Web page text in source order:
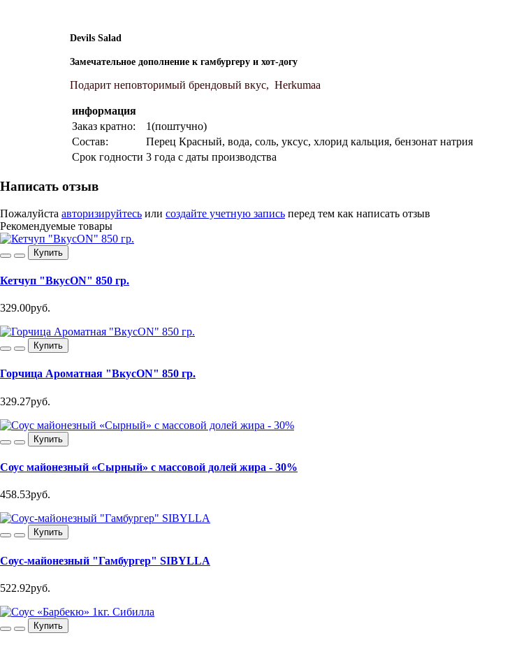
Devils Salad
Замечательное дополнение к гамбургеру и хот-догу
Подарит неповторимый брендовый вкус, Herkumaa
информация
Заказ кратно:
1(поштучно)
Состав:
Перец Красный, вода, соль, уксус, хлорид кальция, бензонат натрия
Срок годности 3 года с даты производства
Написать отзыв
Пожалуйста авторизируйтесь или создайте учетную запись перед тем как написать отзыв
Рекомендуемые товары
Купить
Кетчуп "ВкусON" 850 гр.
329.00руб.
Купить
Горчица Ароматная "ВкусON" 850 гр.
329.27руб.
Купить
Соус майонезный «Сырный» с массовой долей жира - 30%
458.53руб.
Купить
Соус-майонезный "Гамбургер" SIBYLLA
522.92руб.
Купить